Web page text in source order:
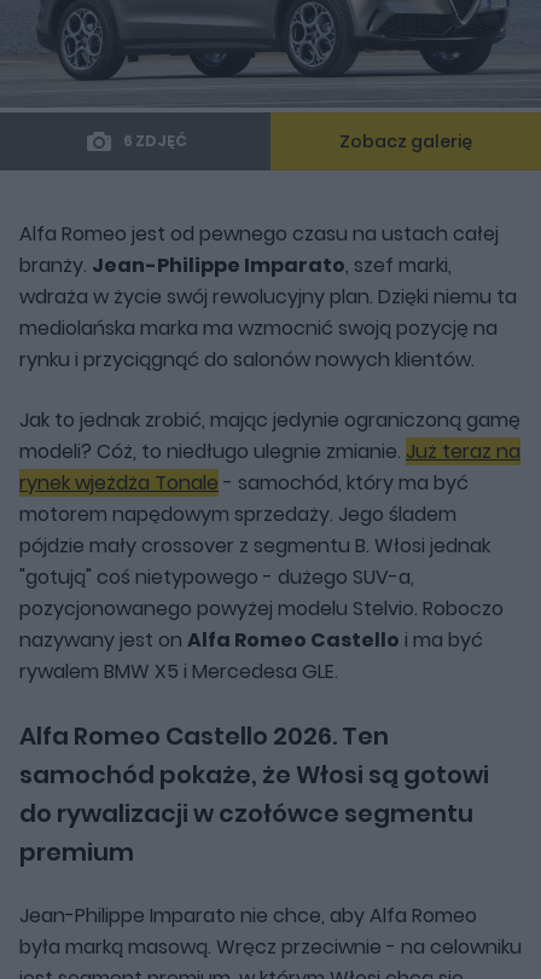
6 ZDJĘĆ Zobacz galerię
Alfa Romeo jest od pewnego czasu na ustach całej
branży. Jean-Philippe Imparato, szef marki,
wdraża w życie swój rewolucyjny plan. Dzięki niemu ta
mediolańska marka ma wzmocnić swoją pozycję na
rynku i przyciągnąć do salonów nowych klientów.
Jak to jednak zrobić, mając jedynie ograniczoną gamę
modeli? Cóż, to niedługo ulegnie zmianie. Już teraz na
rynek wjeżdża Tonale - samochód, który ma być
motorem napędowym sprzedaży. Jego śladem
pójdzie mały crossover z segmentu B. Włosi jednak
"gotują" coś nietypowego - dużego SUV-a,
pozycjonowanego powyżej modelu Stelvio. Roboczo
nazywany jest on Alfa Romeo Castello i ma być
rywalem BMW X5 i Mercedesa GLE.
Alfa Romeo Castello 2026. Ten
samochód pokaże, że Włosi są gotowi
do rywalizacji w czołówce segmentu
premium
Jean-Philippe Imparato nie chce, aby Alfa Romeo
była marką masową. Wręcz przeciwnie - na celowniku